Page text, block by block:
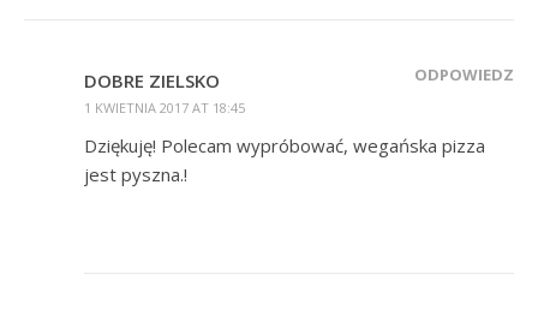
DOBRE ZIELSKO
1 KWIETNIA 2017 AT 18:45
ODPOWIEDZ
Dziękuję! Polecam wypróbować, wegańska pizza
jest pyszna.!